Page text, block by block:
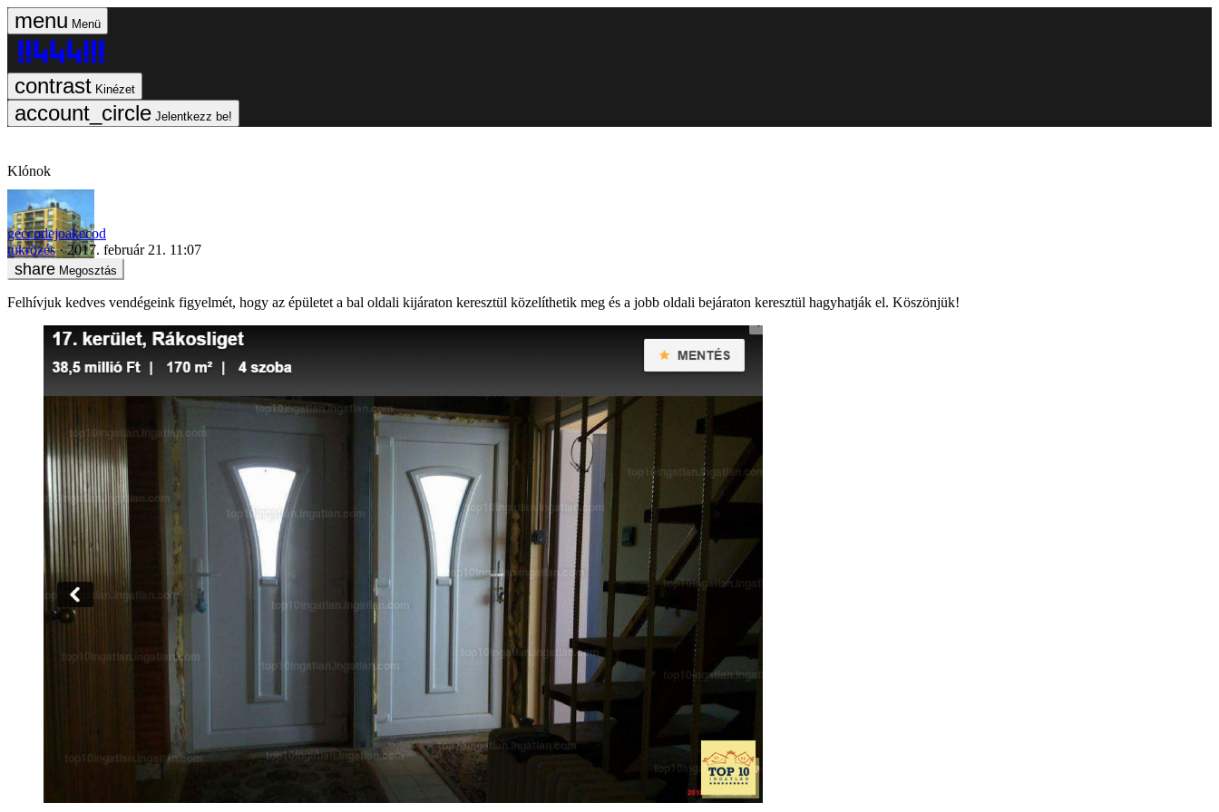
Menü
Kinézet
Jelentkezz be!
Klónok
geccodejoakecod
tükrözés
2017. február 21. 11:07
Megosztás
Felhívjuk kedves vendégeink figyelmét, hogy az épületet a bal oldali kijáraton keresztül közelíthetik meg és a jobb oldali bejáraton keresztül hagyhatják el. Köszönjük!